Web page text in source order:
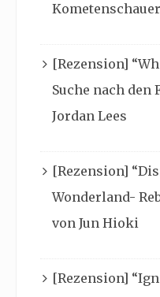
[Rezension]
Suche nach den
Jordan Lees
[Rezension]
Wonderland-
von Jun Hioki
[Rezension]